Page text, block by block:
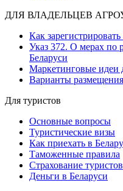
ДЛЯ ВЛАДЕЛЬЦЕВ
Как зарегистрировать
Указ 372. О мерах по
Беларуси
Маркетинговые идеи
Варианты
Для туристов
Основные вопросы
Туристические визы
Как приехать в
Таможенные правила
Страхование туристов
Деньги в Беларуси